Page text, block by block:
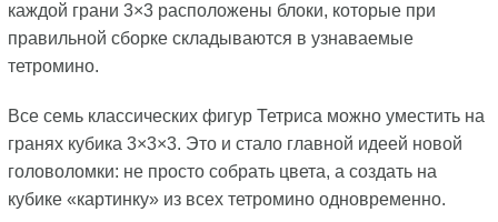
каждой грани 3×3 расположены блоки, которые при
правильной сборке складываются в узнаваемые
тетромино.
Все семь классических фигур Тетриса можно уместить на
гранях кубика 3×3×3. Это и стало главной идеей новой
головоломки: не просто собрать цвета, а создать на
кубике «картинку» из всех тетромино одновременно.